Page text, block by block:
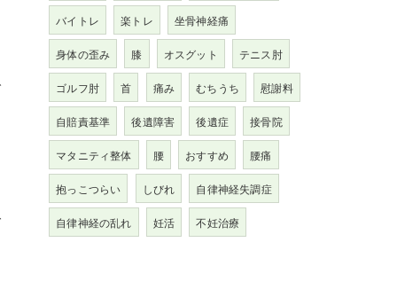
バイトレ 楽トレ 坐骨神経痛
身体の歪み 膝 オスグット テニス肘
ゴルフ肘 首 痛み むちうち 慰謝料
自賠責基準 後遺障害 後遺症 接骨院
マタニティ整体 腰 おすすめ 腰痛
抱っこつらい しびれ 自律神経失調症
自律神経の乱れ 妊活 不妊治療